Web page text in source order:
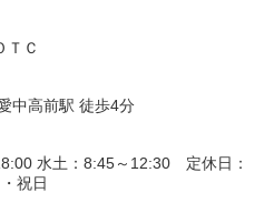
ＴＣ
中高前駅 徒歩4分
水土：8:45～12:30 定休日：
祝日